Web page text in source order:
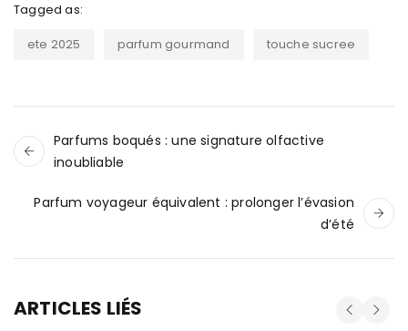
Tagged as:
ete 2025
parfum gourmand touche sucree
Parfums boqués : une signature olfactive
inoubliable
Parfum voyageur équivalent : prolonger l’évasion
d’été
ARTICLES LIÉS